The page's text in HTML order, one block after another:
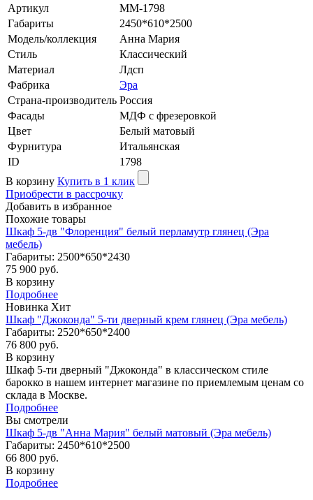
Артикул
MM-1798
Габариты
2450*610*2500
Модель/коллекция
Анна Мария
Стиль
Классический
Материал
Лдсп
Фабрика
Эра
Страна-производитель Россия
Фасады
МДФ с фрезеровкой
Цвет
Белый матовый
Фурнитура
Итальянская
ID
1798
В корзину Купить в 1 клик
Приобрести в рассрочку
Добавить в избранное
Похожие товары
Шкаф 5-дв "Флоренция" белый перламутр глянец (Эра
мебель)
Габариты: 2500*650*2430
75 900 руб.
В корзину
Подробнее
Новинка Хит
Шкаф "Джоконда" 5-ти дверный крем глянец (Эра мебель)
Габариты: 2520*650*2400
76 800 руб.
В корзину
Шкаф 5-ти дверный "Джоконда" в классическом стиле
барокко в нашем интернет магазине по приемлемым ценам со
склада в Москве.
Подробнее
Вы смотрели
Шкаф 5-дв "Анна Мария" белый матовый (Эра мебель)
Габариты: 2450*610*2500
66 800 руб.
В корзину
Подробнее